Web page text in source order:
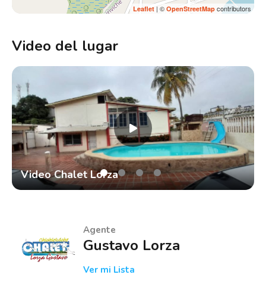
Leaflet | © OpenStreetMap contributors
Video del lugar
Video Chalet Lorza
Agente
Gustavo Lorza
Ver mi Lista